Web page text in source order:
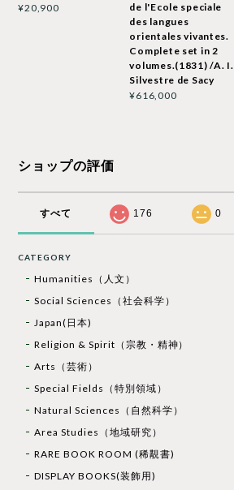
¥20,900
de l'Ecole speciale
des langues
orientales vivantes.
Complete set in 2
volumes.(1831) /A. I.
Silvestre de Sacy
¥616,000
ショップの評価
すべて 176 0
CATEGORY
Humanities（人文）
Social Sciences（社会科学）
Japan(日本)
Religion & Spirit（宗教・精神）
Arts（芸術）
Special Fields（特別領域）
Natural Sciences（自然科学）
Area Studies（地域研究）
RARE BOOK ROOM (稀覯書)
DISPLAY BOOKS(装飾用)